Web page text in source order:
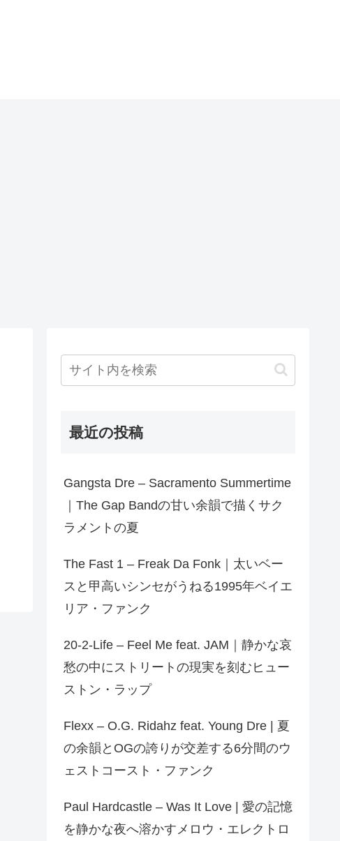
最近の投稿
Gangsta Dre – Sacramento Summertime
｜The Gap Bandの甘い余韻で描くサク
ラメントの夏
The Fast 1 – Freak Da Fonk｜太いベー
スと甲高いシンセがうねる1995年ベイエ
リア・ファンク
20-2-Life – Feel Me feat. JAM｜静かな哀
愁の中にストリートの現実を刻むヒュー
ストン・ラップ
Flexx – O.G. Ridahz feat. Young Dre | 夏
の余韻とOGの誇りが交差する6分間のウ
ェストコースト・ファンク
Paul Hardcastle – Was It Love | 愛の記憶
を静かな夜へ溶かすメロウ・エレクトロ